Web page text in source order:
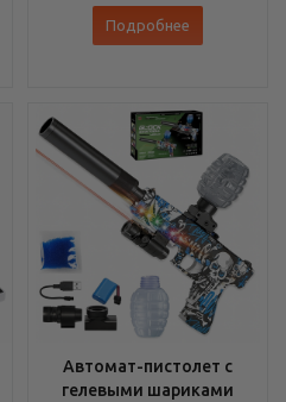
Подробнее
Автомат-пистолет с
гелевыми шариками